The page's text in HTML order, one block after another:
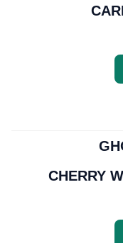
CHERRY